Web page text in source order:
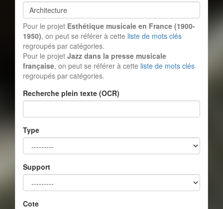
Pour le projet Esthétique musicale en France (1900-
1950), on peut se référer à cette liste de mots clés
regroupés par catégories.
Pour le projet Jazz dans la presse musicale
française, on peut se référer à cette liste de mots clés
regroupés par catégories.
Recherche plein texte (OCR)
Type
Support
Cote